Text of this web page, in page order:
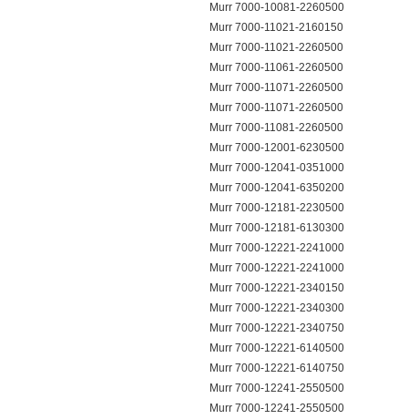
Murr 7000-10081-2260500
Murr 7000-11021-2160150
Murr 7000-11021-2260500
Murr 7000-11061-2260500
Murr 7000-11071-2260500
Murr 7000-11071-2260500
Murr 7000-11081-2260500
Murr 7000-12001-6230500
Murr 7000-12041-0351000
Murr 7000-12041-6350200
Murr 7000-12181-2230500
Murr 7000-12181-6130300
Murr 7000-12221-2241000
Murr 7000-12221-2241000
Murr 7000-12221-2340150
Murr 7000-12221-2340300
Murr 7000-12221-2340750
Murr 7000-12221-6140500
Murr 7000-12221-6140750
Murr 7000-12241-2550500
Murr 7000-12241-2550500